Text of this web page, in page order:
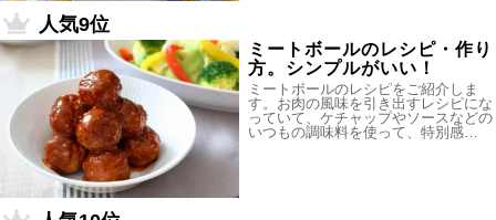
人気9位
ミートボールのレシピ・作り
方。シンプルがいい！
ミートボールのレシピをご紹介しま
す。お肉の風味を引き出すレシピにな
っていて、ケチャップやソースなどの
いつもの調味料を使って、特別感…